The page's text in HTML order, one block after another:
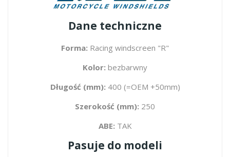
Dane techniczne
Forma: Racing windscreen "R"
Kolor: bezbarwny
Długość (mm): 400 (=OEM +50mm)
Szerokość (mm): 250
ABE: TAK
Pasuje do modeli